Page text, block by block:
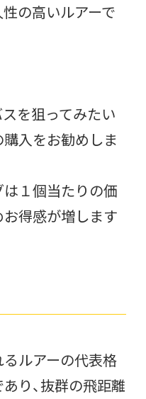
の高いルアーで
を狙ってみたい
入をお勧めしま
１個当たりの価
得感が増します
ルアーの代表格
り、抜群の飛距離